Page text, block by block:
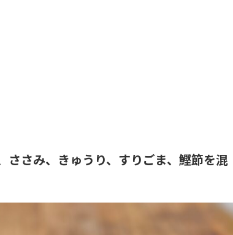
ささみ、きゅうり、すりごま、鰹節を混